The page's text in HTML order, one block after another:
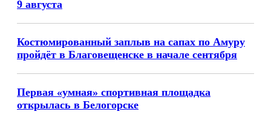
9 августа
Костюмированный заплыв на сапах по Амуру
пройдёт в Благовещенске в начале сентября
Первая «умная» спортивная площадка
открылась в Белогорске